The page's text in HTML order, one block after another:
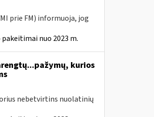
prie FM) informuoja, jog
nuo 2023 m.
kurios
nebetvirtins nuolatinių